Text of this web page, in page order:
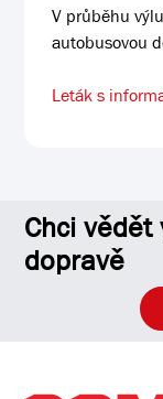
V průběhu
autobusovou
Leták s
Chci
dopravě